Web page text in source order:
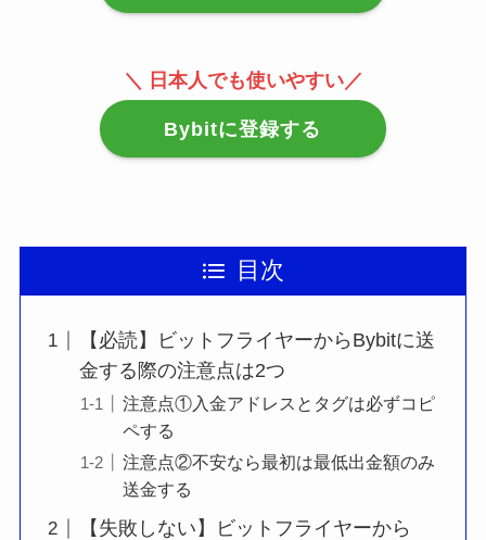
＼ 日本人でも使いやすい／
Bybitに登録する
目次
【必読】ビットフライヤーからBybitに送
金する際の注意点は2つ
注意点①入金アドレスとタグは必ずコピ
ペする
注意点②不安なら最初は最低出金額のみ
送金する
【失敗しない】ビットフライヤーから